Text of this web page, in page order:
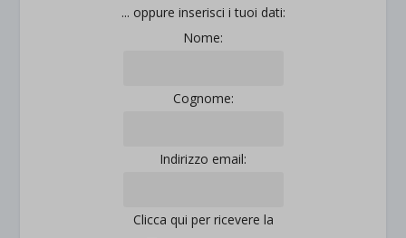
... oppure inserisci i tuoi dati:
Nome:
Cognome:
Indirizzo email:
Clicca qui per ricevere la